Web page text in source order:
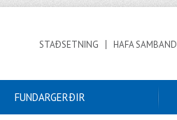
STAÐSETNING HAFA SAMBAND
FUNDARGERÐIR